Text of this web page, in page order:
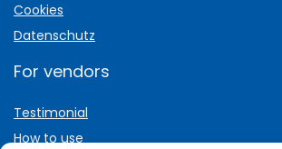
Cookies
Datenschutz
For vendors
Testimonial
How to use